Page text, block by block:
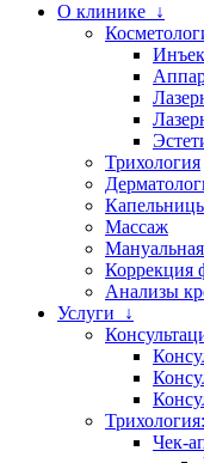
О клинике ↓
Трихология
Массаж
Коррекция
Анализы
Услуги ↓
Чек-